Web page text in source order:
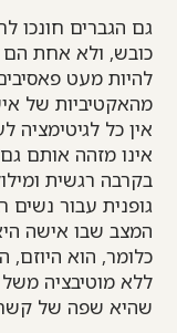
גם הגברים חונכו
כובש, ולא אחת
להיות מעט
מהאקטיביות של
אין כל לגיטימציה
אינו מזהה אותם
בקרבה רגשית
גופנית עבור נשים
המצב שבו אישה
כלומר, הוא
ללא מוטיבציה
שהיא שפה של